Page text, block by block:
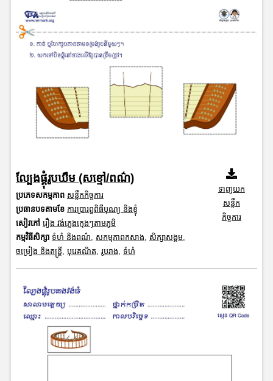
ល្បែងផ្គុំរូបឃឹម (សខ្មៅ/ពណ៌)
ប្រភេទសកម្មភាព សន្លឹកកិច្ចការ
ប្រធានបទតាមខែ ការប្រារព្ធពិធីបុណ្យ និងខ្ញុំ
សៀវភៅ រឿង វង់ភ្លេងក្មេងៗតាមភូមិ
កម្មវិធីសិក្សា ទំហំ និងពណ៌ សកម្មភាពកសាង សិក្សាសង្គម,
ចម្រៀង និងតន្ត្រី បុរេគណិត រូបរាង ទំហំ
ទាញយក
សន្លឹក
កិច្ចការ